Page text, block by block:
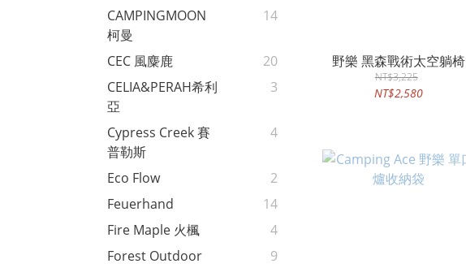
CAMPINGMOON
柯曼
14
CEC 風麋鹿
20
CELIA&PERAH希利
亞
3
Cypress Creek 賽
普勒斯
4
Eco Flow
2
Feuerhand
14
Fire Maple 火楓
4
Forest Outdoor
9
野樂 黑森戰術太空躺椅
NT$3,225
NT$2,580